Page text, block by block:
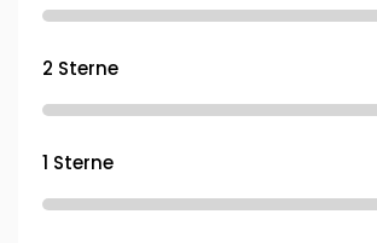
2 Sterne
1 Sterne